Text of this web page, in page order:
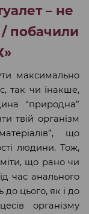
– не
/ побачили
максимально
так чи інакше,
“природна”
твій організм
що
людини. Тож,
що рано чи
час анального
до цього, як і до
організму